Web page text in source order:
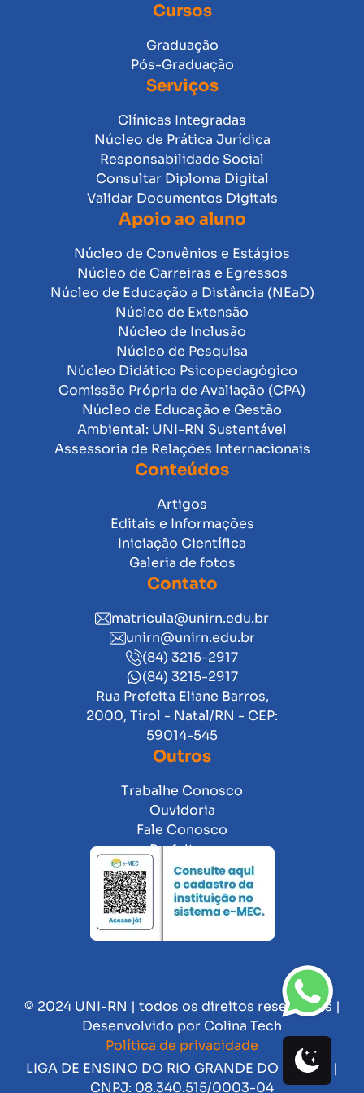
Cursos
Graduação
Pós-Graduação
Serviços
Clínicas Integradas
Núcleo de Prática Jurídica
Responsabilidade Social
Consultar Diploma Digital
Validar Documentos Digitais
Apoio ao aluno
Núcleo de Convênios e Estágios
Núcleo de Carreiras e Egressos
Núcleo de Educação a Distância (NEaD)
Núcleo de Extensão
Núcleo de Inclusão
Núcleo de Pesquisa
Núcleo Didático Psicopedagógico
Comissão Própria de Avaliação (CPA)
Núcleo de Educação e Gestão
Ambiental: UNI-RN Sustentável
Assessoria de Relações Internacionais
Conteúdos
Artigos
Editais e Informações
Iniciação Científica
Galeria de fotos
Contato
matricula@unirn.edu.br
unirn@unirn.edu.br
(84) 3215-2917
(84) 3215-2917
Rua Prefeita Eliane Barros,
2000, Tirol - Natal/RN - CEP:
59014-545
Outros
Trabalhe Conosco
Ouvidoria
Fale Conosco
Prefeitura
© 2024 UNI-RN | todos os direitos reservados |
Desenvolvido por Colina Tech
Política de privacidade
LIGA DE ENSINO DO RIO GRANDE DO NORTE |
CNPJ: 08.340.515/0003-04